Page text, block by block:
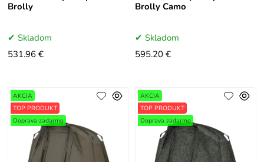
Brolly
Skladom
531.96 €
Brolly Camo
Skladom
595.20 €
AKCIA
TOP PRODUKT
Doprava zadarmo
AKCIA
TOP PRODUKT
Doprava zadarmo